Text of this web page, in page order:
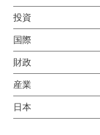
投資
国際
財政
産業
日本